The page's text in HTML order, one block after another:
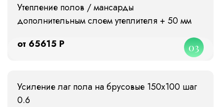
Утепление полов / мансарды
дополнительным слоем утеплителя + 50 мм
от 65615 Р
03
Усиление лаг пола на брусовые 150х100 шаг
0.6